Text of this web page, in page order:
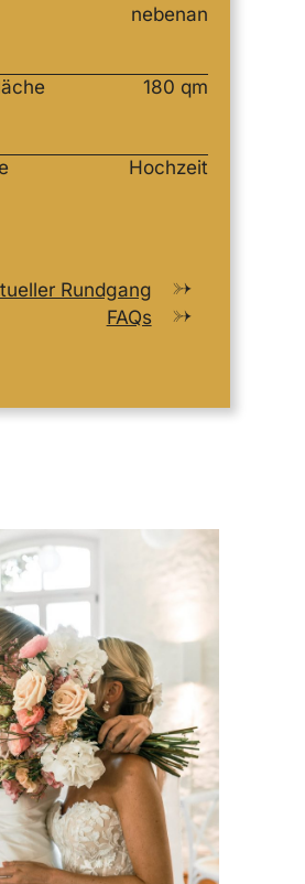
nebenan
180 qm
Hochzeit
Rundgang
FAQs